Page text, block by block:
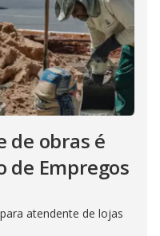
de obras é
de Empregos
atendente de lojas